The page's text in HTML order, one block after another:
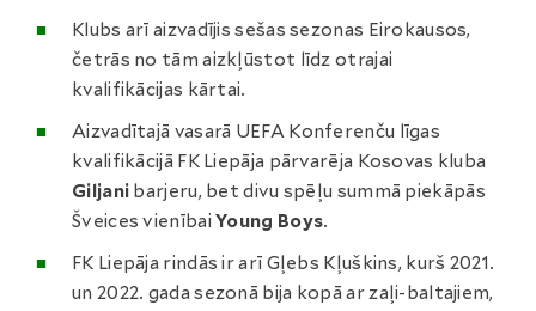
Klubs arī aizvadījis sešas sezonas Eirokausos,
četrās no tām aizkļūstot līdz otrajai
kvalifikācijas kārtai.
Aizvadītajā vasarā UEFA Konferenču līgas
kvalifikācijā FK Liepāja pārvarēja Kosovas kluba
Giljani barjeru, bet divu spēļu summā piekāpās
Šveices vienībaiYoung Boys.
FK Liepāja rindās ir arī Gļebs Kļuškins, kurš 2021.
un 2022. gada sezonā bija kopā ar zaļi-baltajiem,